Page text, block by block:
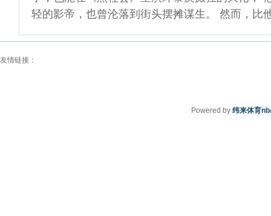
轻的影帝，也曾沦落到街头摆摊谋生。 然而，比
友情链接：
Powered by 纬来体育